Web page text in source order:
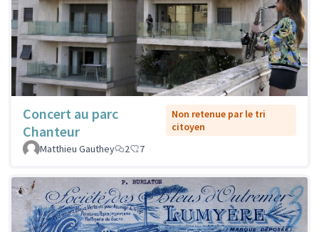
Concert au parc
Chanteur
Non retenue par le tri
citoyen
Matthieu Gauthey
2 7